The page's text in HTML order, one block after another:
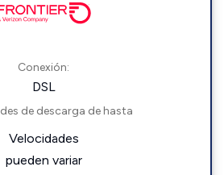
Conexión:
DSL
de descarga de hasta
Velocidades
pueden variar